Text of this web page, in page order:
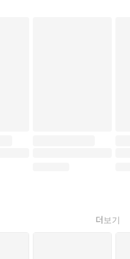
더보기